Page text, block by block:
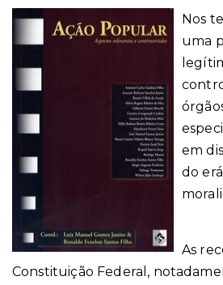
Nos
uma
em
do
As
Constituição Federal,